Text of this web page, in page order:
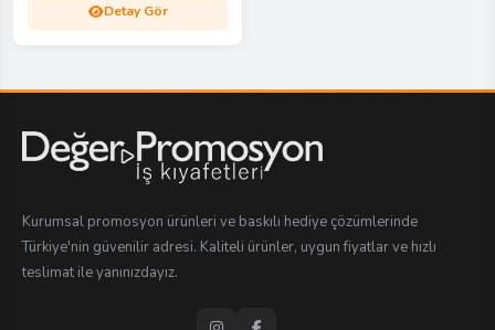
Detay Gör
Kurumsal promosyon ürünleri ve baskılı hediye çözümlerinde
Türkiye'nin güvenilir adresi. Kaliteli ürünler, uygun fiyatlar ve hızlı
teslimat ile yanınızdayız.